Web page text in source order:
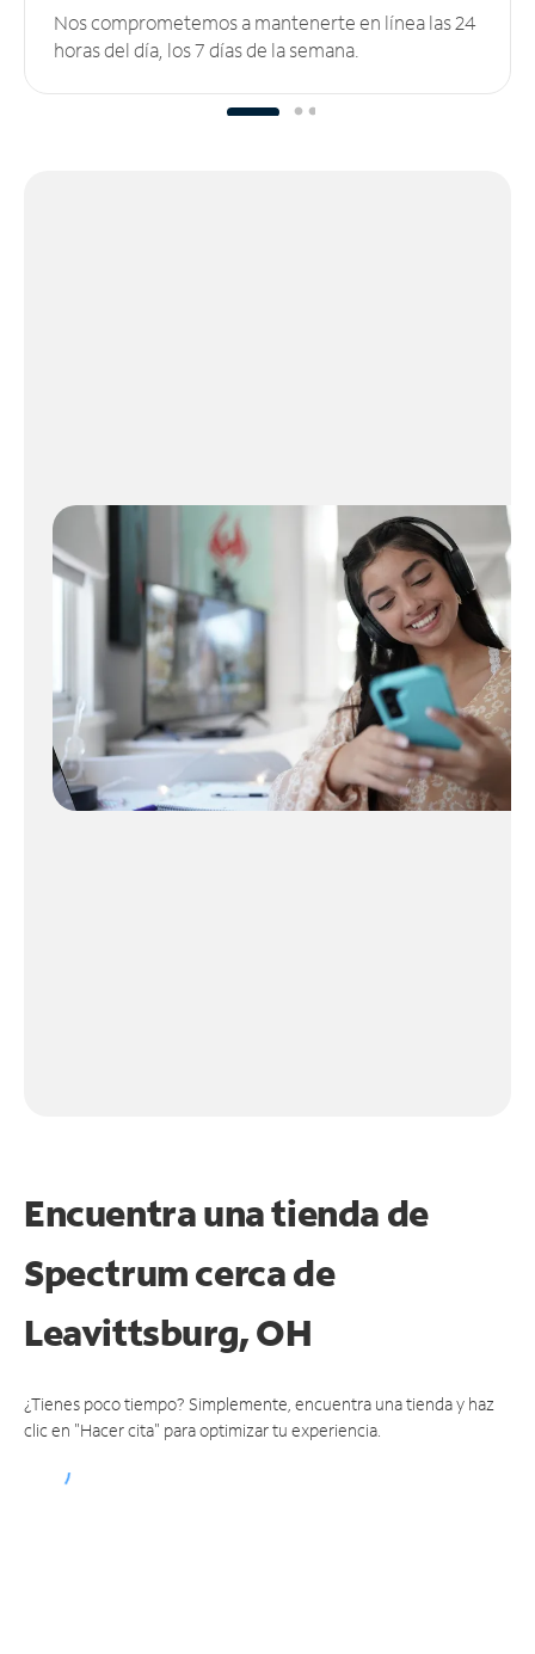
Nos comprometemos a mantenerte en línea las 24
horas del día, los 7 días de la semana.
Encuentra una tienda de
Spectrumcerca de
Leavittsburg, OH
¿Tienes poco tiempo? Simplemente, encuentra una tienda y haz
clic en "Hacer cita" para optimizar tu experiencia.